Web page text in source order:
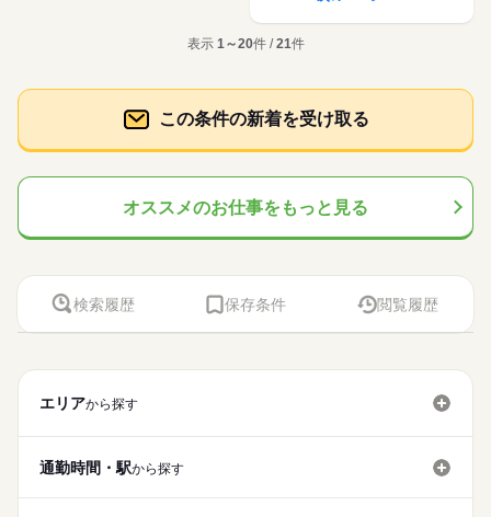
表示 1～20件 /21件
この条件の新着を受け取る
オススメのお仕事をもっと見る
検索履歴 保存条件 閲覧履歴
エリアから探す
通勤時間・駅から探す